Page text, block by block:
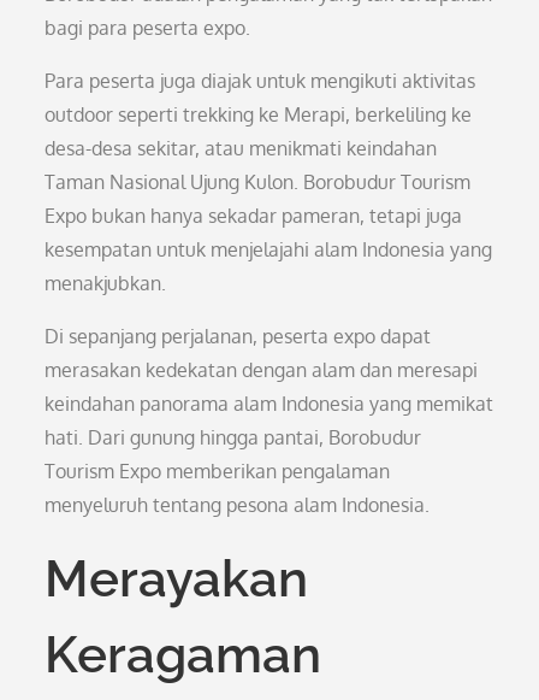
bagi para peserta expo.
Para peserta juga diajak untuk mengikuti aktivitas
outdoor seperti trekking ke Merapi, berkeliling ke
desa-desa sekitar, atau menikmati keindahan
Taman Nasional Ujung Kulon. Borobudur Tourism
Expo bukan hanya sekadar pameran, tetapi juga
kesempatan untuk menjelajahi alam Indonesia yang
menakjubkan.
Di sepanjang perjalanan, peserta expo dapat
merasakan kedekatan dengan alam dan meresapi
keindahan panorama alam Indonesia yang memikat
hati. Dari gunung hingga pantai, Borobudur
Tourism Expo memberikan pengalaman
menyeluruh tentang pesona alam Indonesia.
Merayakan
Keragaman